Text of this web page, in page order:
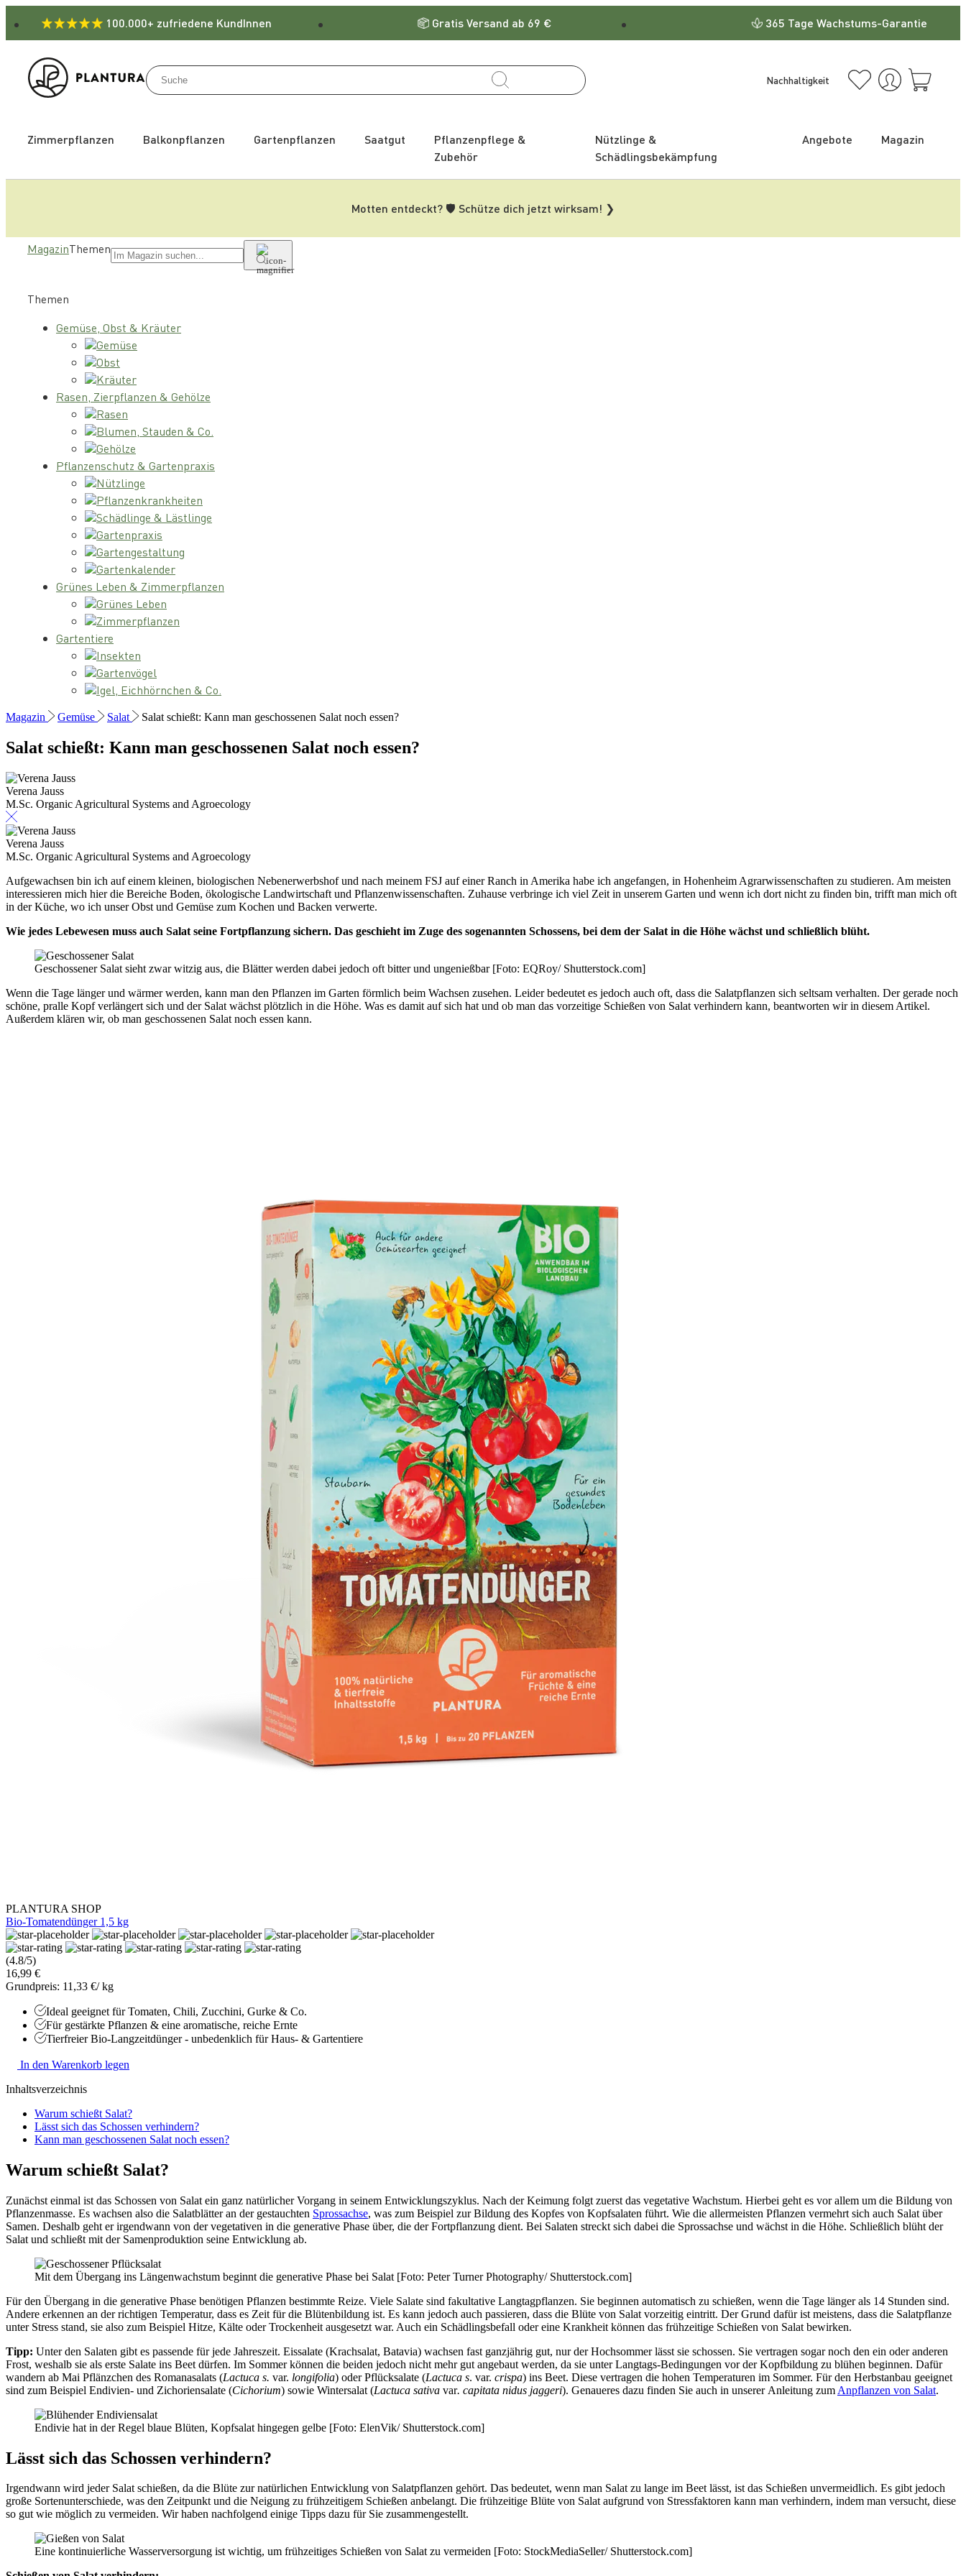
100.000+ zufriedene KundInnen Gratis Versand ab 69 € 365 Tage Wachstums-Garantie
Nachhaltigkeit
Zimmerpflanzen Balkonpflanzen Gartenpflanzen Saatgut
Pflanzenpflege &
Zubehör
Nützlinge &
Schädlingsbekämpfung
Angebote Magazin
Motten entdeckt? 🛡️ Schütze dich jetzt wirksam! ❯
MagazinThemen
Themen
Gemüse, Obst & Kräuter
Gemüse
Obst
Kräuter
Rasen, Zierpflanzen & Gehölze
Rasen
Blumen, Stauden & Co.
Gehölze
Pflanzenschutz & Gartenpraxis
Nützlinge
Pflanzenkrankheiten
Schädlinge & Lästlinge
Gartenpraxis
Gartengestaltung
Gartenkalender
Grünes Leben & Zimmerpflanzen
Grünes Leben
Zimmerpflanzen
Gartentiere
Insekten
Gartenvögel
Igel, Eichhörnchen & Co.
Magazin Gemüse Salat Salat schießt: Kann man geschossenen Salat noch essen?
Salat schießt: Kann man geschossenen Salat noch essen?
Verena Jauss
M.Sc. Organic Agricultural Systems and Agroecology
Verena Jauss
M.Sc. Organic Agricultural Systems and Agroecology
Aufgewachsen bin ich auf einem kleinen, biologischen Nebenerwerbshof und nach meinem FSJ auf einer Ranch in Amerika habe ich angefangen, in Hohenheim Agrarwissenschaften zu studieren. Am meisten
interessieren mich hier die Bereiche Boden, ökologische Landwirtschaft und Pflanzenwissenschaften. Zuhause verbringe ich viel Zeit in unserem Garten und wenn ich dort nicht zu finden bin, trifft man mich oft
in der Küche, wo ich unser Obst und Gemüse zum Kochen und Backen verwerte.
Wie jedes Lebewesen muss auch Salat seine Fortpflanzung sichern. Das geschieht im Zuge des sogenannten Schossens, bei dem der Salat in die Höhe wächst und schließlich blüht.
Geschossener Salat sieht zwar witzig aus, die Blätter werden dabei jedoch oft bitter und ungenießbar [Foto: EQRoy/ Shutterstock.com]
Wenn die Tage länger und wärmer werden, kann man den Pflanzen im Garten förmlich beim Wachsen zusehen. Leider bedeutet es jedoch auch oft, dass die Salatpflanzen sich seltsam verhalten. Der gerade noch
schöne, pralle Kopf verlängert sich und der Salat wächst plötzlich in die Höhe. Was es damit auf sich hat und ob man das vorzeitige Schießen von Salat verhindern kann, beantworten wir in diesem Artikel.
Außerdem klären wir, ob man geschossenen Salat noch essen kann.
PLANTURA SHOP
Bio-Tomatendünger 1,5 kg
(4.8/5)
16,99 €
Grundpreis: 11,33 €/ kg
Ideal geeignet für Tomaten, Chili, Zucchini, Gurke & Co.
Für gestärkte Pflanzen & eine aromatische, reiche Ernte
Tierfreier Bio-Langzeitdünger - unbedenklich für Haus- & Gartentiere
In den Warenkorb legen
Inhaltsverzeichnis
Warum schießt Salat?
Lässt sich das Schossen verhindern?
Kann man geschossenen Salat noch essen?
Warum schießt Salat?
Zunächst einmal ist das Schossen von Salat ein ganz natürlicher Vorgang in seinem Entwicklungszyklus. Nach der Keimung folgt zuerst das vegetative Wachstum. Hierbei geht es vor allem um die Bildung von
Pflanzenmasse. Es wachsen also die Salatblätter an der gestauchten Sprossachse, was zum Beispiel zur Bildung des Kopfes von Kopfsalaten führt. Wie die allermeisten Pflanzen vermehrt sich auch Salat über
Samen. Deshalb geht er irgendwann von der vegetativen in die generative Phase über, die der Fortpflanzung dient. Bei Salaten streckt sich dabei die Sprossachse und wächst in die Höhe. Schließlich blüht der
Salat und schließt mit der Samenproduktion seine Entwicklung ab.
Mit dem Übergang ins Längenwachstum beginnt die generative Phase bei Salat [Foto: Peter Turner Photography/ Shutterstock.com]
Für den Übergang in die generative Phase benötigen Pflanzen bestimmte Reize. Viele Salate sind fakultative Langtagpflanzen. Sie beginnen automatisch zu schießen, wenn die Tage länger als 14 Stunden sind.
Andere erkennen an der richtigen Temperatur, dass es Zeit für die Blütenbildung ist. Es kann jedoch auch passieren, dass die Blüte von Salat vorzeitig eintritt. Der Grund dafür ist meistens, dass die Salatpflanze
unter Stress stand, sie also zum Beispiel Hitze, Kälte oder Trockenheit ausgesetzt war. Auch ein Schädlingsbefall oder eine Krankheit können das frühzeitige Schießen von Salat bewirken.
Tipp: Unter den Salaten gibt es passende für jede Jahreszeit. Eissalate (Krachsalat, Batavia) wachsen fast ganzjährig gut, nur der Hochsommer lässt sie schossen. Sie vertragen sogar noch den ein oder anderen
Frost, weshalb sie als erste Salate ins Beet dürfen. Im Sommer können die beiden jedoch nicht mehr gut angebaut werden, da sie unter Langtags-Bedingungen vor der Kopfbildung zu blühen beginnen. Dafür
wandern ab Mai Pflänzchen des Romanasalats (Lactuca s. var. longifolia) oder Pflücksalate (Lactuca s. var. crispa) ins Beet. Diese vertragen die hohen Temperaturen im Sommer. Für den Herbstanbau geeignet
sind zum Beispiel Endivien- und Zichoriensalate (Cichorium) sowie Wintersalat (Lactuca sativa var. capitata nidus jaggeri). Genaueres dazu finden Sie auch in unserer Anleitung zum Anpflanzen von Salat.
Endivie hat in der Regel blaue Blüten, Kopfsalat hingegen gelbe [Foto: ElenVik/ Shutterstock.com]
Lässt sich das Schossen verhindern?
Irgendwann wird jeder Salat schießen, da die Blüte zur natürlichen Entwicklung von Salatpflanzen gehört. Das bedeutet, wenn man Salat zu lange im Beet lässt, ist das Schießen unvermeidlich. Es gibt jedoch
große Sortenunterschiede, was den Zeitpunkt und die Neigung zu frühzeitigem Schießen anbelangt. Die frühzeitige Blüte von Salat aufgrund von Stressfaktoren kann man verhindern, indem man versucht, diese
so gut wie möglich zu vermeiden. Wir haben nachfolgend einige Tipps dazu für Sie zusammengestellt.
Eine kontinuierliche Wasserversorgung ist wichtig, um frühzeitiges Schießen von Salat zu vermeiden [Foto: StockMediaSeller/ Shutterstock.com]